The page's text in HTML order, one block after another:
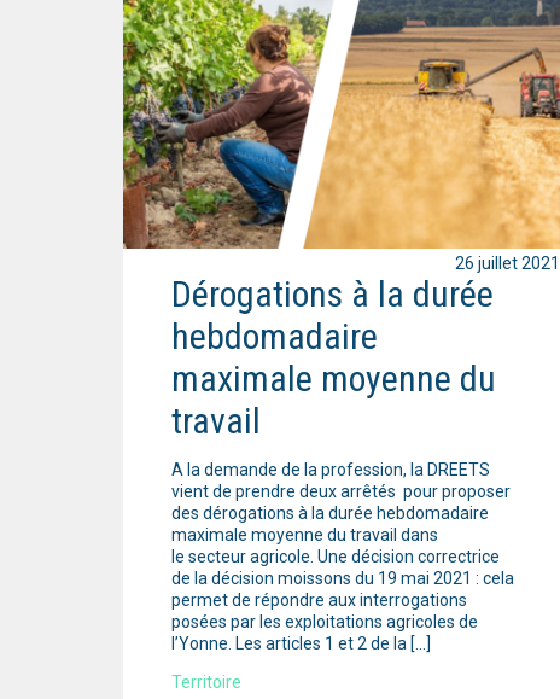
Dérogations à la durée
hebdomadaire
maximale moyenne du
travail
A la demande de la profession, la DREETS
vient de prendre deux arrêtés pour proposer
des dérogations à la durée hebdomadaire
maximale moyenne du travail dans
le secteur agricole. Une décision correctrice
de la décision moissons du 19 mai 2021 : cela
permet de répondre aux interrogations
posées par les exploitations agricoles de
l’Yonne. Les articles 1 et 2 de la […]
Territoire
26 juillet 2021